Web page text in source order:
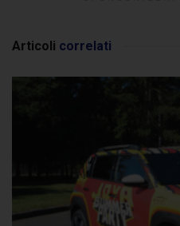
Articoli correlati